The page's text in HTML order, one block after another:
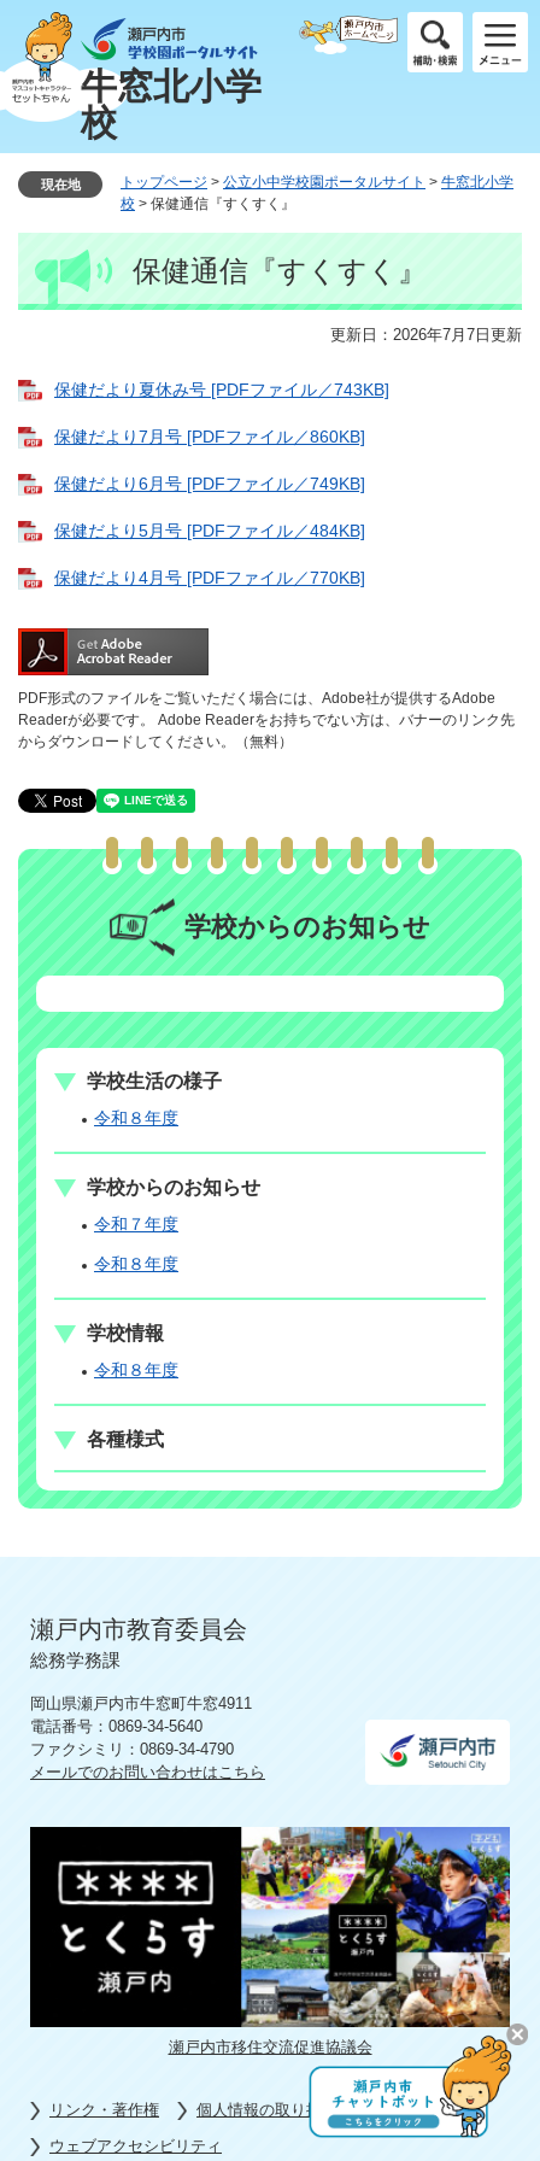
ジ
の
先
ュ
ー
を
牛窓北小学
校
現在地 トップページ > 公立小中学校園ポータルサイト > 牛窓北小学
校 > 保健通信『すくすく』
保健通信『すくすく』
更新日：2026年7月7日更新
保健だより夏休み号 [PDFファイル／743KB]
保健だより7月号 [PDFファイル／860KB]
保健だより6月号 [PDFファイル／749KB]
保健だより5月号 [PDFファイル／484KB]
保健だより4月号 [PDFファイル／770KB]
PDF形式のファイルをご覧いただく場合には、Adobe社が提供するAdobe
Readerが必要です。
Adobe Readerをお持ちでない方は、バナーのリンク先
からダウンロードしてください。（無料）
学校からのお知らせ
学校生活の様子
令和８年度
学校からのお知らせ
令和７年度
令和８年度
学校情報
令和８年度
各種様式
瀬戸内市教育委員会
総務学務課
岡山県瀬戸内市牛窓町牛窓4911
電話番号：0869-34-5640
ファクシミリ：0869-34-4790
メールでのお問い合わせはこちら
瀬戸内市移住交流促進協議会
リンク・著作権 個人情報の取り扱い
ウェブアクセシビリティ